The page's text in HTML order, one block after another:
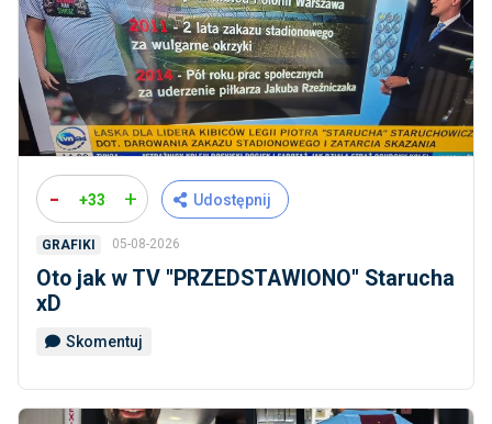
- +33 + Udostępnij
GRAFIKI 05-08-2026
Oto jak w TV ''PRZEDSTAWIONO'' Starucha
xD
Skomentuj